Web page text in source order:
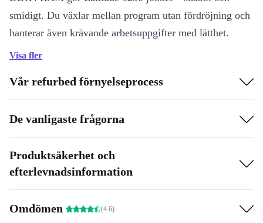
smidigt. Du växlar mellan program utan fördröjning och
hanterar även krävande arbetsuppgifter med lätthet.
Grafiken från Intel UHD Graphics 620 levererar klara
Tydlig och stabil bild: 60 Hz-skärm ger en behaglig visuell
gör det lätt att koppla in tillbehör
Gör skillnad – både för dig och miljön
Visa fler
Vår refurbed förnyelseprocess
De vanligaste frågorna
Produktsäkerhet och
efterlevnadsinformation
Omdömen (4.6)